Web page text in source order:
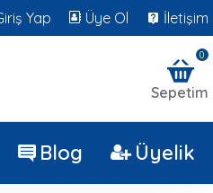
Yap Üye Ol İletişim
Sepetim
0
Blog Üyelik